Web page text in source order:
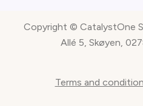
Copyright © CatalystOne
Allé 5, Skøyen,
Terms and